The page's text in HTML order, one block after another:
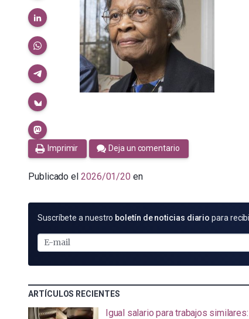
Imprimir Deja un comentario
Publicado el 2026/01/20 en
SUSCRÍBETE
E-
MAIL
Suscríbete a nuestro boletín de noticias diario para
ARTÍCULOS RECIENTES
Igual salario para trabajos